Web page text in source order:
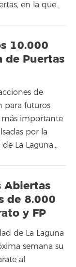
en la que…
10.000
de Puertas
de
para futuros
más importante
por la
La Laguna…
Abiertas
de 8.000
y FP
de La Laguna
semana su
al